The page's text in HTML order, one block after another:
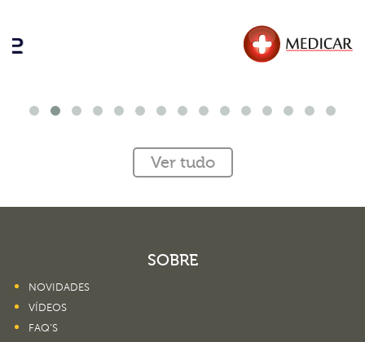
Ver tudo
SOBRE
NOVIDADES
VÍDEOS
FAQ’S